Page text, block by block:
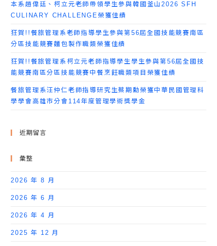
本系趙偉廷、柯立元老師帶領學生參與韓國釜山2026 SFH
CULINARY CHALLENGE榮獲佳績
狂賀!!餐旅管理系老師指導學生參與第56屆全國技能競賽南區
分區技能競賽麵包製作職類榮獲佳績
狂賀!!餐旅管理系柯立元老師指導學生學生參與第56屆全國技
能競賽南區分區技能競賽中餐烹飪職類項目榮獲佳績
餐旅管理系汪仲仁老師指導研究生蔡期勳榮獲中華民國管理科
學學會高雄市分會114年度管理學術獎學金
近期留言
彙整
2026 年 8 月
2026 年 6 月
2026 年 4 月
2025 年 12 月